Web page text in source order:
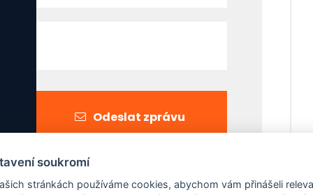
Odeslat zprávu
soukromí
stránkách používáme cookies, abychom vám přinášeli